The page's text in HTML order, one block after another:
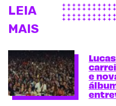
LEIA
MAIS
e